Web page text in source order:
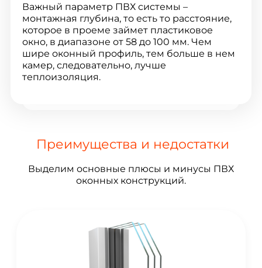
Важный параметр ПВХ системы –
монтажная глубина, то есть то расстояние,
которое в проеме займет пластиковое
окно, в диапазоне от 58 до 100 мм. Чем
шире оконный профиль, тем больше в нем
камер, следовательно, лучше
теплоизоляция.
Преимущества и недостатки
Выделим основные плюсы и минусы ПВХ
оконных конструкций.